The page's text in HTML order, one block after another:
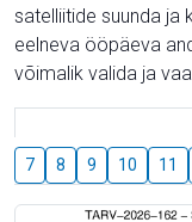
satelliitide suunda ja
eelneva ööpäeva
võimalik valida ja
7 8 9 10 11